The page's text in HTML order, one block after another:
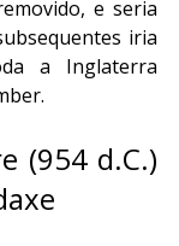
e seria
iria
a Inglaterra
(954 d.C.)